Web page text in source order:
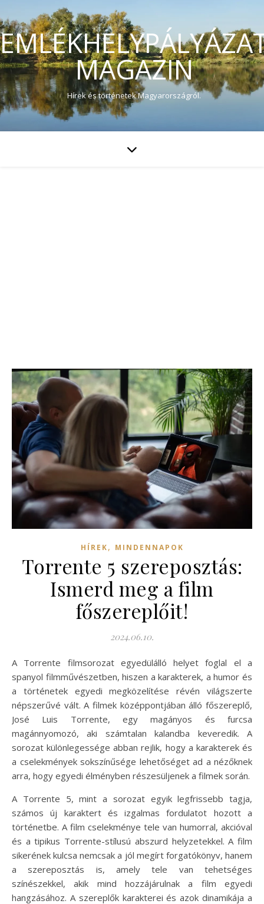
MAGAZIN
Hírek és történetek Magyarországról.
HÍREK, MINDENNAPOK
Torrente 5 szereposztás:
Ismerd meg a film
főszereplőit!
2024.06.10.
A Torrente filmsorozat egyedülálló helyet foglal el a
spanyol filmművészetben, hiszen a karakterek, a humor és
a történetek egyedi megközelítése révén világszerte
népszerűvé vált. A filmek középpontjában álló főszereplő,
José Luis Torrente, egy magányos és furcsa
magánnyomozó, aki számtalan kalandba keveredik. A
sorozat különlegessége abban rejlik, hogy a karakterek és
a cselekmények sokszínűsége lehetőséget ad a nézőknek
arra, hogy egyedi élményben részesüljenek a filmek során.
A Torrente 5, mint a sorozat egyik legfrissebb tagja,
számos új karaktert és izgalmas fordulatot hozott a
történetbe. A film cselekménye tele van humorral, akcióval
és a tipikus Torrente-stílusú abszurd helyzetekkel. A film
sikerének kulcsa nemcsak a jól megírt forgatókönyv, hanem
a szereposztás is, amely tele van tehetséges
színészekkel, akik mind hozzájárulnak a film egyedi
hangzásához. A szereplők karakterei és azok dinamikája a